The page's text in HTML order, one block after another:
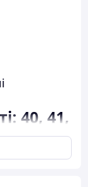
40, 41,
до